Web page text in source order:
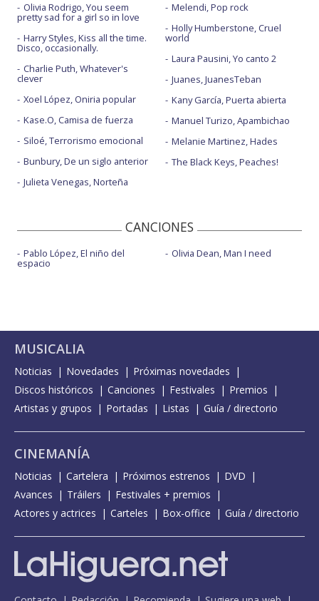
Olivia Rodrigo, You seem
pretty sad for a girl so in love
Harry Styles, Kiss all the time.
Disco, occasionally.
Charlie Puth, Whatever's
clever
Xoel López, Oniria popular
Kase.O, Camisa de fuerza
Siloé, Terrorismo emocional
Bunbury, De un siglo anterior
Julieta Venegas, Norteña
Melendi, Pop rock
Holly Humberstone, Cruel
world
Laura Pausini, Yo canto 2
Juanes, JuanesTeban
Kany García, Puerta abierta
Manuel Turizo, Apambichao
Melanie Martinez, Hades
The Black Keys, Peaches!
CANCIONES
Pablo López, El niño del
espacio
Olivia Dean, Man I need
MUSICALIA
Noticias Novedades
Próximas novedades
Discos históricos
Canciones Festivales
Premios
Artistas y grupos
Portadas Listas Guía / directorio
CINEMANÍA
Noticias Cartelera Próximos estrenos
DVD
Avances
Tráilers
Festivales + premios
Actores y actrices
Carteles Box-office Guía / directorio